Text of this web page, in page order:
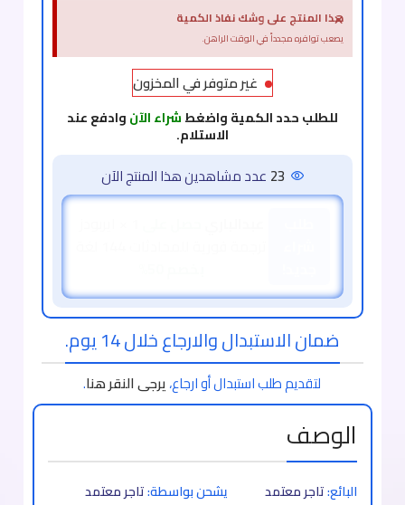
هذا المنتج على وشك نفاذ الكمية
يصعب توافره مجدداً في الوقت الراهن.
×
غير متوفر في المخزون
للطلب حدد الكمية واضغطشراء الآنوادفع عند
الاستلام.
21 عدد مشاهدين هذا المنتج الآن
ضمان الاستبدال والارجاع خلال 14 يوم.
لتقديم طلب استبدال أو ارجاع،يرجى النقر هنا.
الوصف
البائع:تاجر معتمد يشحن بواسطة:تاجر معتمد